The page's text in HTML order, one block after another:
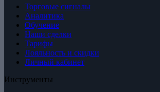
Торговые сигналы
Аналитика
Обучение
Наши сделки
Тарифы
Лояльность и скидки
Личный кабинет
Инструменты